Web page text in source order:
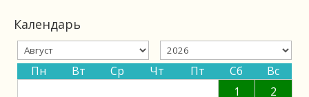
Календарь
Пн Вт Ср Чт Пт Сб
Вс
1
2